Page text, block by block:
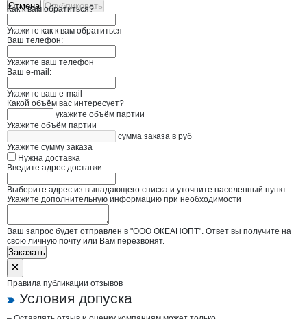
Отмена Опубликовать
Как к вам обратиться?
Укажите как к вам обратиться
Ваш телефон:
Укажите ваш телефон
Ваш e-mail:
Укажите ваш e-mail
Какой объём вас интересует?
укажите объём партии
Укажите объём партии
сумма заказа в руб
Укажите сумму заказа
Нужна доставка
Введите адрес доставки
Выберите адрес из выпадающего списка и уточните населенный пункт
Укажите дополнительную информацию при необходимости
Ваш запрос будет отправлен в "ООО ОКЕАНОПТ". Ответ вы получите на
свою личную почту или Вам перезвонят.
Заказать
Правила публикации отзывов
Условия допуска